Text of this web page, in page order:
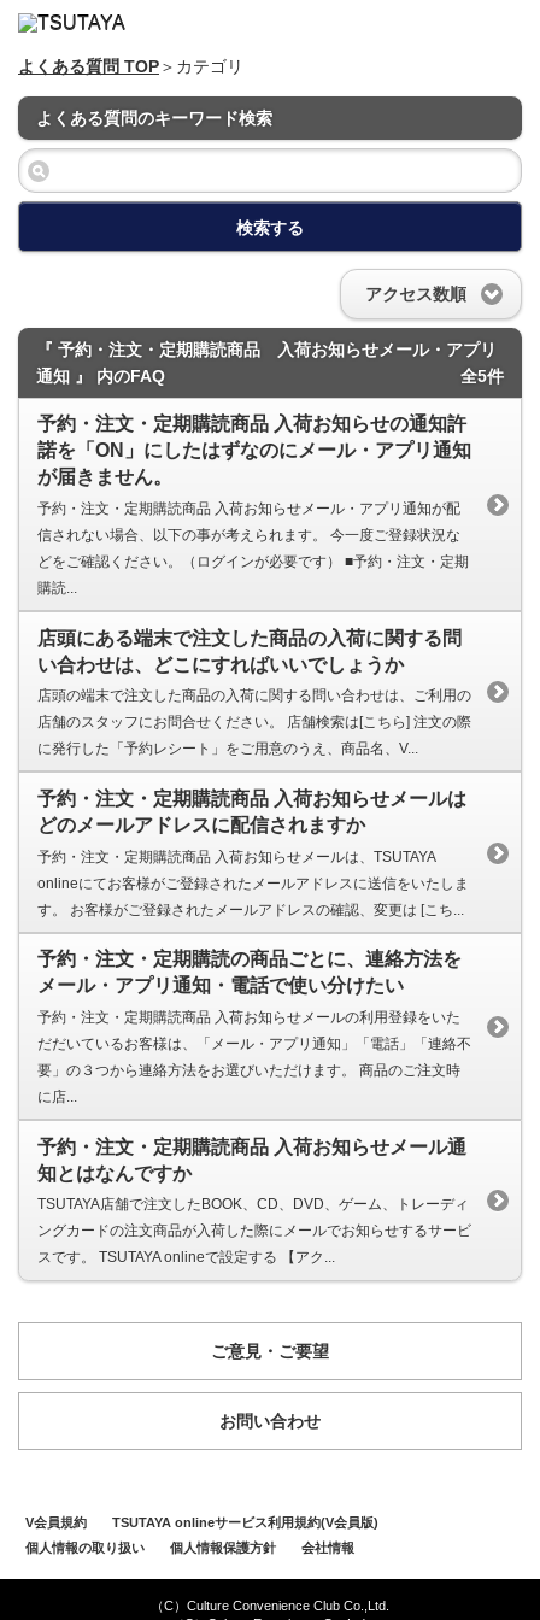
よくある質問 TOP＞カテゴリ
よくある質問のキーワード検索
検索する
アクセス数順
『 予約・注文・定期購読商品 入荷お知らせメール・アプリ
通知 』 内のFAQ
全5件
予約・注文・定期購読商品 入荷お知らせの通知許
諾を「ON」にしたはずなのにメール・アプリ通知
が届きません。
予約・注文・定期購読商品 入荷お知らせメール・アプリ通知が配
信されない場合、以下の事が考えられます。 今一度ご登録状況な
どをご確認ください。（ログインが必要です） ■予約・注文・定期
購読...
店頭にある端末で注文した商品の入荷に関する問
い合わせは、どこにすればいいでしょうか
店頭の端末で注文した商品の入荷に関する問い合わせは、ご利用の
店舗のスタッフにお問合せください。 店舗検索は[こちら] 注文の際
に発行した「予約レシート」をご用意のうえ、商品名、V...
予約・注文・定期購読商品 入荷お知らせメールは
どのメールアドレスに配信されますか
予約・注文・定期購読商品 入荷お知らせメールは、TSUTAYA
onlineにてお客様がご登録されたメールアドレスに送信をいたしま
す。 お客様がご登録されたメールアドレスの確認、変更は [こち...
予約・注文・定期購読の商品ごとに、連絡方法を
メール・アプリ通知・電話で使い分けたい
予約・注文・定期購読商品 入荷お知らせメールの利用登録をいた
だだいているお客様は、「メール・アプリ通知」「電話」「連絡不
要」の３つから連絡方法をお選びいただけます。 商品のご注文時
に店...
予約・注文・定期購読商品 入荷お知らせメール通
知とはなんですか
TSUTAYA店舗で注文したBOOK、CD、DVD、ゲーム、トレーディ
ングカードの注文商品が入荷した際にメールでお知らせするサービ
スです。 TSUTAYA onlineで設定する 【アク...
ご意見・ご要望
お問い合わせ
V会員規約
TSUTAYA onlineサービス利用規約(V会員版)
個人情報の取り扱い
個人情報保護方針 会社情報
（C）Culture Convenience Club Co.,Ltd.